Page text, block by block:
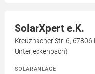
SolarXpert e.K.
Kreuznacher Str. 6,
Unterjeckenbach)
SOLARANLAGE